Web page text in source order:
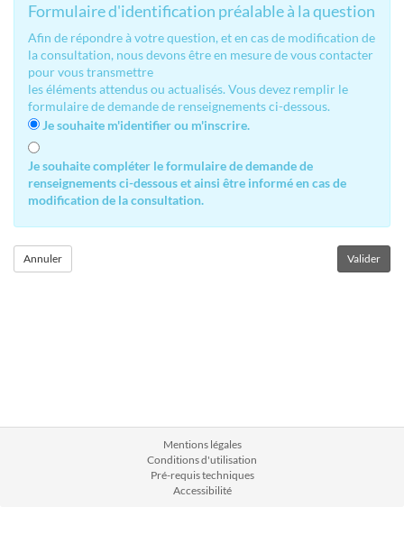
Formulaire d'identification préalable à la question
Afin de répondre à votre question, et en cas de modification de
la consultation, nous devons être en mesure de vous contacter
pour vous transmettre
les éléments attendus ou actualisés. Vous devez remplir le
formulaire de demande de renseignements ci-dessous.
Je souhaite m'identifier ou m'inscrire.
Je souhaite compléter le formulaire de demande de
renseignements ci-dessous et ainsi être informé en cas de
modification de la consultation.
Mentions légales
Conditions d'utilisation
Pré-requis techniques
Accessibilité